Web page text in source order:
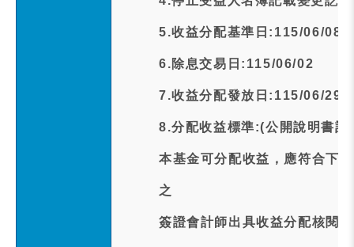
5.收益分配基準日:115/06/08
6.除息交易日:115/06/02
7.收益分配發放日:115/06/29
8.分配收益標準:(公開說明書記
本基金可分配收益，應符合下
之
簽證會計師出具收益分配核閱